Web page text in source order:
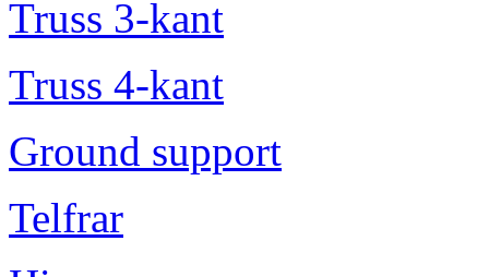
Truss 3-kant
Truss 4-kant
Ground support
Telfrar